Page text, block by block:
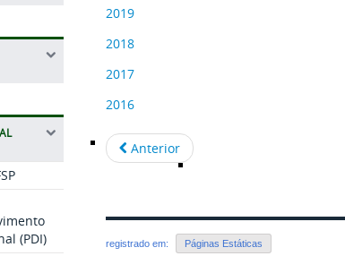
(PDI)
2019
2018
2017
2016
Anterior
registrado em: Páginas Estáticas